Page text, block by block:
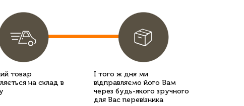
товар
на склад в
І того ж дня ми
відправляємо його Вам
через будь-якого зручного
для Вас перевізника